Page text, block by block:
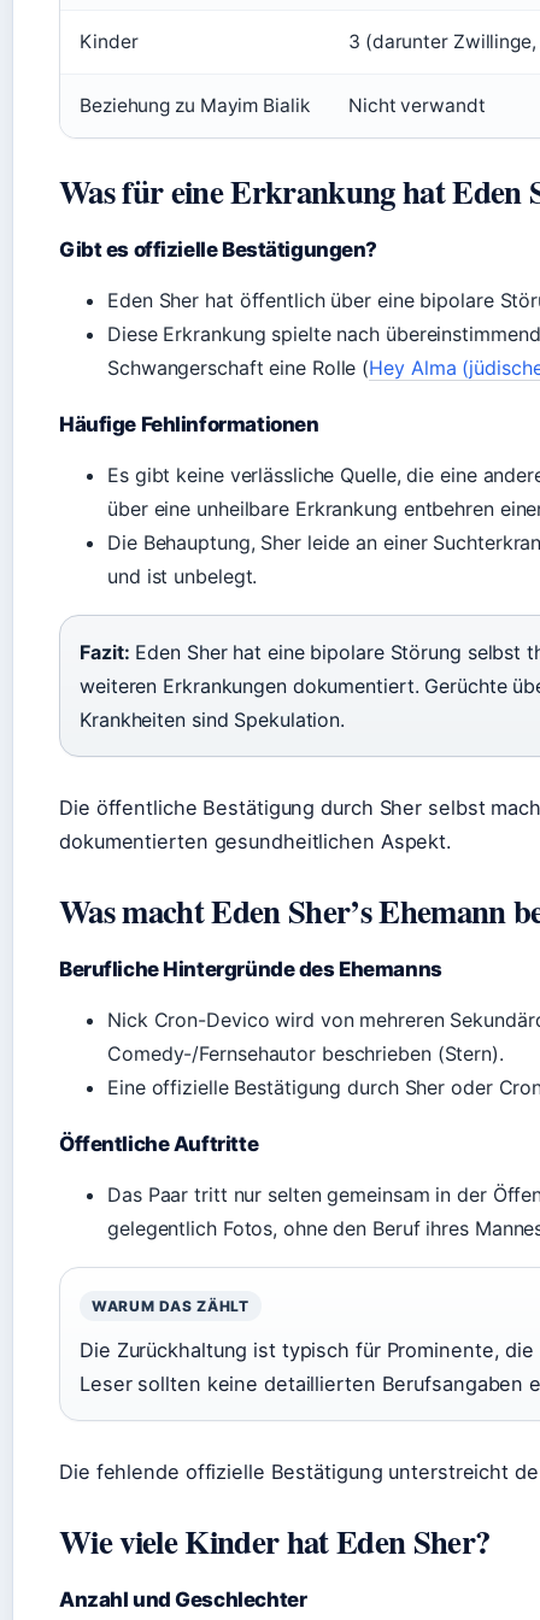
Kinder 3 (darunter
Beziehung zu Mayim Bialik Nicht verwandt
Was für eine Erkrankung hat Eden
Gibt es offizielle Bestätigungen?
Eden Sher hat öffentlich über eine bipolare
Diese Erkrankung spielte nach
Schwangerschaft eine Rolle (Hey Alma
Häufige Fehlinformationen
Es gibt keine verlässliche Quelle, die eine
über eine unheilbare Erkrankung entbehren
Die Behauptung, Sher leide an einer
und ist unbelegt.
Fazit: Eden Sher hat eine bipolare Störung selbst
weiteren Erkrankungen dokumentiert. Gerüchte
Krankheiten sind Spekulation.
Die öffentliche Bestätigung durch Sher selbst
dokumentierten gesundheitlichen Aspekt.
Was macht Eden Sher’s Ehemann
Berufliche Hintergründe des Ehemanns
Nick Cron-Devico wird von mehreren
Comedy-/Fernsehautor beschrieben (Stern).
Eine offizielle Bestätigung durch Sher oder
Öffentliche Auftritte
Das Paar tritt nur selten gemeinsam in der
gelegentlich Fotos, ohne den Beruf ihres
WARUM DAS ZÄHLT
Die Zurückhaltung ist typisch für Prominente,
Leser sollten keine detaillierten Berufsangaben
Die fehlende offizielle Bestätigung unterstreicht
Wie viele Kinder hat Eden Sher?
Anzahl und Geschlechter